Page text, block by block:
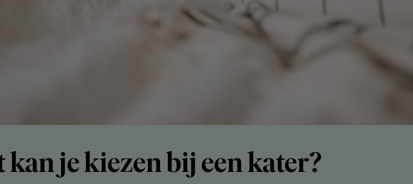
je kiezen bij een kater?